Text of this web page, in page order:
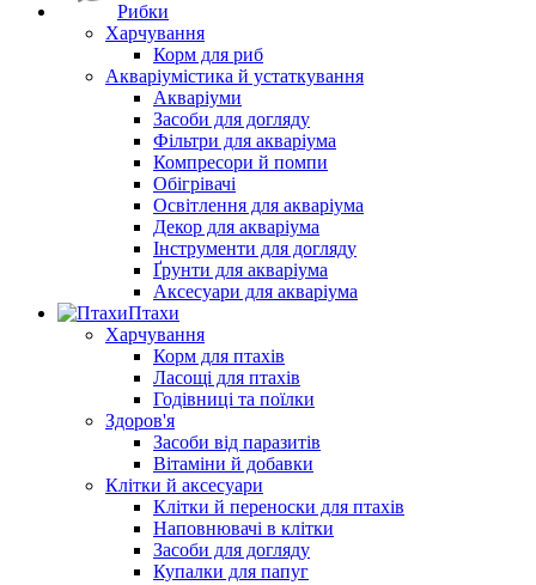
Рибки
Харчування
Корм для риб
Акваріумістика й устаткування
Акваріуми
Засоби для догляду
Фільтри для акваріума
Компресори й помпи
Обігрівачі
Освітлення для акваріума
Декор для акваріума
Інструменти для догляду
Ґрунти для акваріума
Аксесуари для акваріума
Птахи
Харчування
Корм для птахів
Ласощі для птахів
Годівниці та поїлки
Здоров'я
Засоби від паразитів
Вітаміни й добавки
Клітки й аксесуари
Клітки й переноски для птахів
Наповнювачі в клітки
Засоби для догляду
Купалки для папуг